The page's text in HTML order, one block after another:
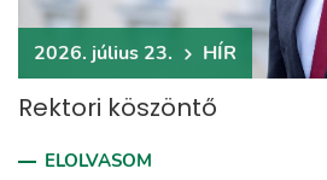
2026. július 23. HÍR
Rektori köszöntő
ELOLVASOM